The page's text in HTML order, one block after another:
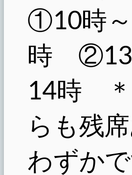
①10時
時 ②13
14時 ＊
らも残
わずか